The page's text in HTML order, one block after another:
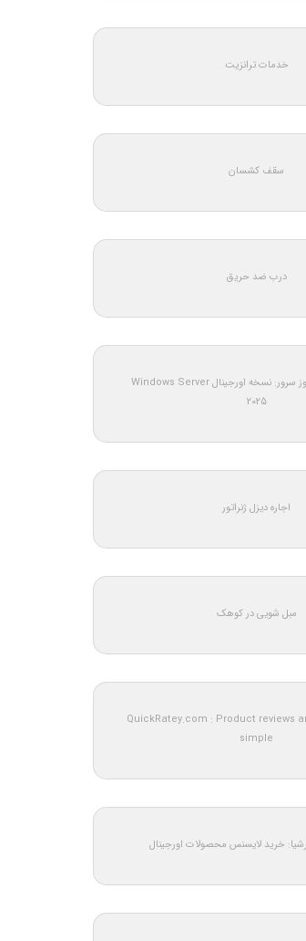
خدمات ترانزیت
سقف کشسان
درب ضد حریق
خرید لایسنس ویندوز سرور: نسخه اورجینال Windows Server
2025
اجاره دیزل ژنراتور
مبل شویی در کوهک
QuickRatey.com : Product reviews
simple
خرید لایسنس محصولات اورجینال